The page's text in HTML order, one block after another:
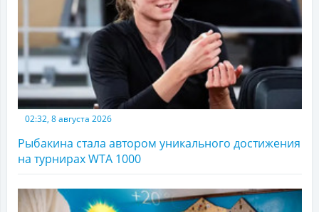
02:32, 8 августа 2026
Рыбакина стала автором уникального достижения
на турнирах WTA 1000